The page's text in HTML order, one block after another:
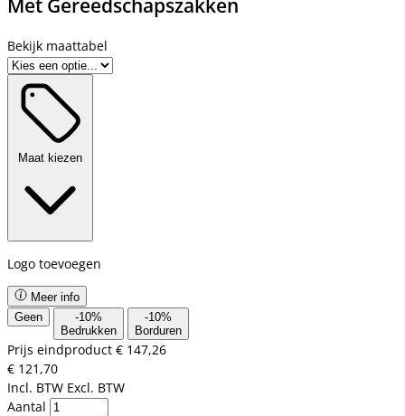
Met Gereedschapszakken
Bekijk maattabel
Maat kiezen
Logo toevoegen
Meer info
Geen
-10%
Bedrukken
-10%
Borduren
Prijs eindproduct € 147,26
€ 121,70
Incl. BTW Excl. BTW
Aantal